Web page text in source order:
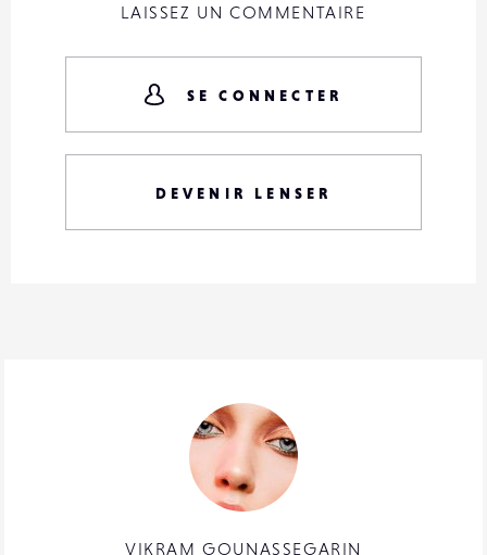
VIKRAM GOUNASSEGARIN
LAISSEZ UN COMMENTAIRE
SE CONNECTER
DEVENIR LENSER